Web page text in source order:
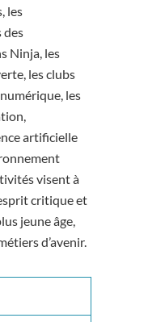
les
des
Ninja, les
les clubs
les
artificielle
visent à
critique et
jeune âge,
d’avenir.